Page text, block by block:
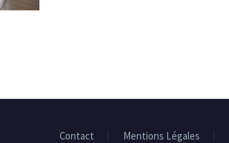
Contact Mentions Légales